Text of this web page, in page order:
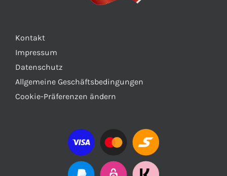
Kontakt
Impressum
Datenschutz
Allgemeine Geschäftsbedingungen
Cookie-Präferenzen ändern